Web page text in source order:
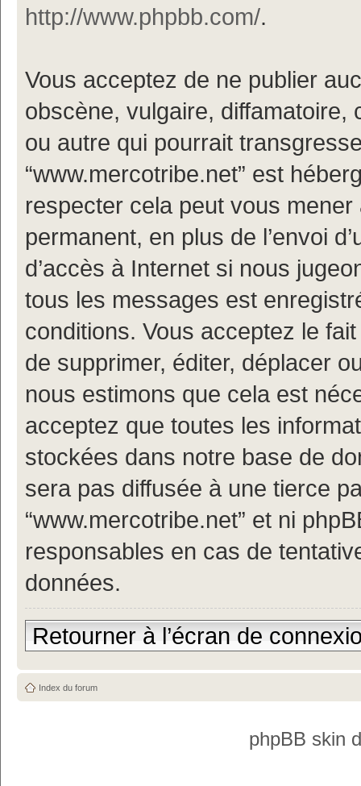
http://www.phpbb.com/.
Vous acceptez de ne publier
obscène, vulgaire, diffamatoire,
ou autre qui pourrait
“www.mercotribe.net” est
respecter cela peut vous
permanent, en plus de l’envoi
d’accès à Internet si nous
tous les messages est
conditions. Vous acceptez le
de supprimer, éditer, déplacer
nous estimons que cela est
acceptez que toutes les
stockées dans notre base de
sera pas diffusée à une tierce
“www.mercotribe.net” et ni
responsables en cas de
données.
Retourner à l’écran de
Index du forum
phpBB skin